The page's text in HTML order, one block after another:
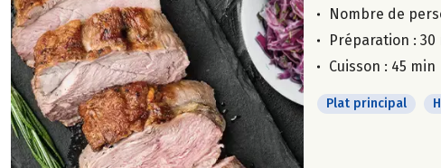
Nombre de
Préparation : 30
Cuisson : 45 min
Plat principal